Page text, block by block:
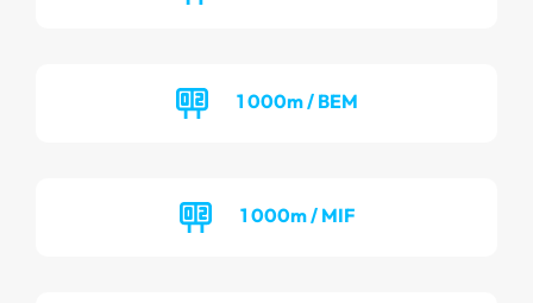
1 000m / BEM
1 000m / MIF